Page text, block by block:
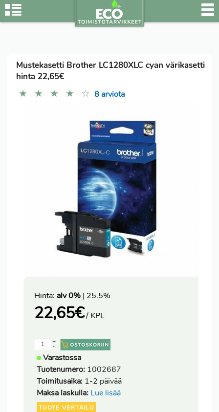
Mustekasetti Brother LC1280XLC cyan värikasetti
hinta 22,65€
★ ★ ★ ★ ☆ 8 arviota
Hinta: alv 0% | 25.5%
22,65€/ KPL
-
+
Varastossa
Tuotenumero: 1002667
Toimitusaika: 1-2 päivää
Maksa laskulla: Lue lisää
TUOTE VERTAILU